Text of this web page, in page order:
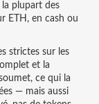
la plupart des
ETH, en cash ou
strictes sur les
et la
ce qui la
— mais aussi